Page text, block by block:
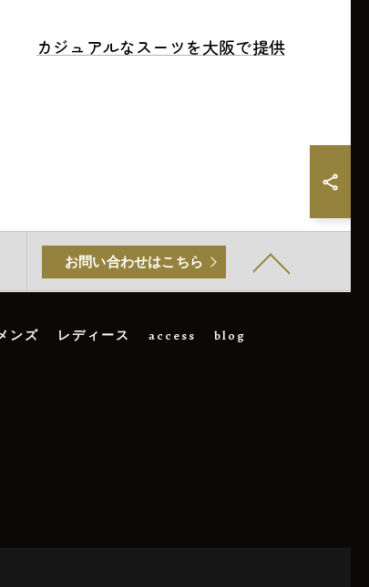
カジュアルなスーツを大阪で提供
お問い合わせはこちら
ンズ レディース access
blog